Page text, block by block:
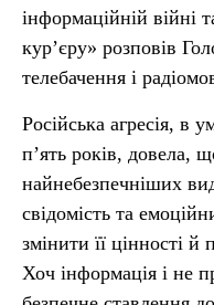
інформаційній
кур’єру» розповів
телебачення і
Російська агресія, в
п’ять років, довела,
найнебезпечніших
свідомість та
змінити її цінності
Хоч інформація і не